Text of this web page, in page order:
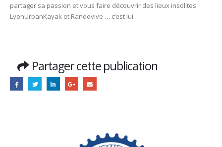
partager sa passion et vous faire découvrir des lieux insolites.
LyonUrbanKayak et Randovive … c’est lui.
Partager cette publication